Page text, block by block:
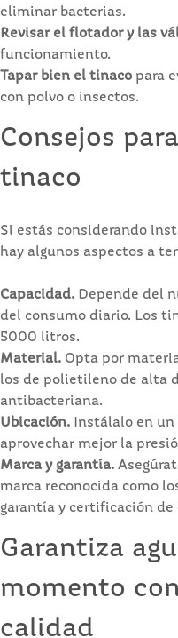
eliminar bacterias.
Revisar el flotador y las
funcionamiento.
Tapar bien el tinaco para
con polvo o insectos.
Consejos
tinaco
Si estás considerando
hay algunos aspectos a
Capacidad. Depende del
del consumo diario. Los
5000 litros.
Material. Opta por
los de polietileno de alta
antibacteriana.
Ubicación. Instálalo en un
aprovechar mejor la
Marca y garantía.
marca reconocida como
garantía y certificación de
Garantiza
momento
calidad